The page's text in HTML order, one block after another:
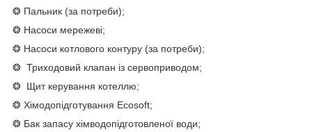
❂ Пальник (за потреби);
❂ Насоси мережеві;
❂ Насоси котлового контуру (за потреби);
❂ Триходовий клапан із сервоприводом;
❂ Щит керування котеллю;
❂ Хімодопідготування Ecosoft;
❂ Бак запасу хімводопідготовленої води;